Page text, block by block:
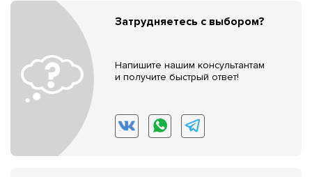
Затрудняетесь с выбором?
Напишите нашим консультантам
и получите быстрый ответ!